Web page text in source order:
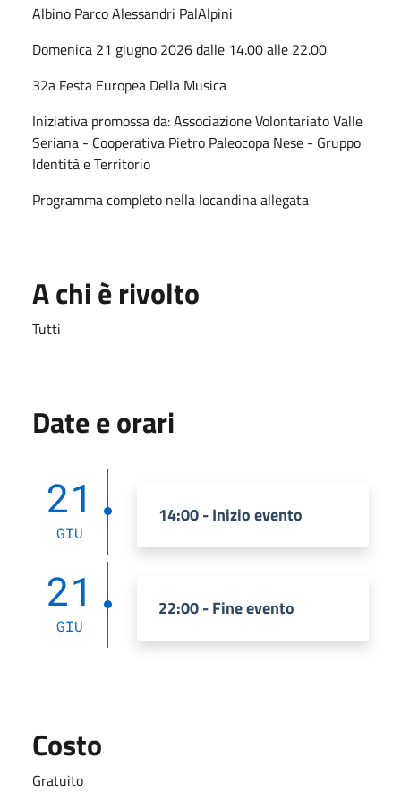
Albino Parco Alessandri PalAlpini
Domenica 21 giugno 2026 dalle 14.00 alle 22.00
32a Festa Europea Della Musica
Iniziativa promossa da: Associazione Volontariato Valle
Seriana - Cooperativa Pietro Paleocopa Nese - Gruppo
Identità e Territorio
Programma completo nella locandina allegata
A chi è rivolto
Tutti
Date e orari
21
GIU
14:00 - Inizio evento
21
GIU
22:00 - Fine evento
Costo
Gratuito